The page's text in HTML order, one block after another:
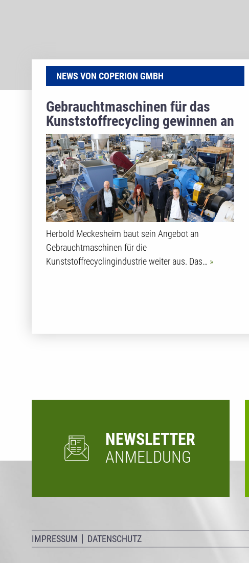
NEWS VON COPERION GMBH
Gebrauchtmaschinen für das
Kunststoffrecycling gewinnen an
Bedeutung als flexible
Investitionslösung
Herbold Meckesheim baut sein Angebot an
Gebrauchtmaschinen für die
Kunststoffrecyclingindustrie weiter aus. Das…
NEWSLETTER
ANMELDUNG
IMPRESSUM DATENSCHUTZ